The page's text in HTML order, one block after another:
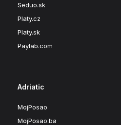
Seduo.sk
Platy.cz
Platy.sk
Paylab.com
Adriatic
MojPosao
MojPosao.ba